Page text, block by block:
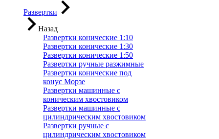
Развертки
Назад
Развертки конические 1:10
Развертки конические 1:30
Развертки конические 1:50
Развертки ручные разжимные
Развертки конические под
конус Морзе
Развертки машинные с
коническим хвостовиком
Развертки машинные с
цилиндрическим хвостовиком
Развертки ручные с
цилиндрическим хвостовиком